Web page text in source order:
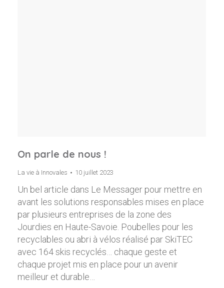
On parle de nous !
La vie à Innovales 10 juillet 2023
Un bel article dans Le Messager pour mettre en
avant les solutions responsables mises en place
par plusieurs entreprises de la zone des
Jourdies en Haute-Savoie. Poubelles pour les
recyclables ou abri à vélos réalisé par SkiTEC
avec 164 skis recyclés… chaque geste et
chaque projet mis en place pour un avenir
meilleur et durable…